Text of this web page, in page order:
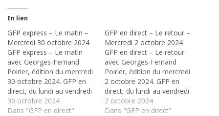
En lien
GFP express – Le matin –
Mercredi 30 octobre 2024
GFP express – Le matin
avec Georges-Fernand
Poirier, édition du mercredi
30 octobre 2024. GFP en
direct, du lundi au vendredi
sur Radio Fiat+⁄-Lux, en
formule express le matin
30 octobre 2024
Dans "GFP en direct"
GFP en direct – Le retour –
Mercredi 2 octobre 2024
GFP en direct – Le retour
avec Georges-Fernand
Poirier, édition du mercredi
2 octobre 2024. GFP en
direct, du lundi au vendredi
sur Radio Fiat+⁄-Lux, en
formule express le matin
2 octobre 2024
Dans "GFP en direct"